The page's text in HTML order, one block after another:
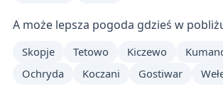
A może lepsza pogoda gdzieś w
Skopje Tetowo Kiczewo
Ochryda
Koczani Gostiwar